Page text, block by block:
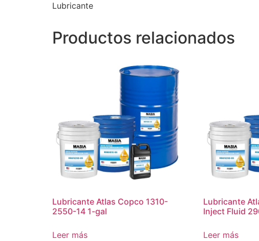
Lubricante
Productos relacionados
Lubricante Atlas Copco 1310-
2550-14 1-gal
Leer más
Lubricante
Inject Fluid
Leer más